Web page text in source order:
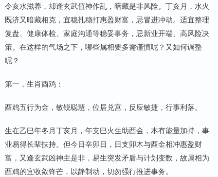
令亥水滋养，却逢玄武值神作乱，暗藏是非风险。丁亥月，水火
既济又暗藏相克，宜稳扎稳打惠盈财富，忌冒进冲动。适宜整理
复盘、健康体检、家庭沟通等稳妥事务，忌新业开端、高风险决
策。在这样的气场之下，哪些属相要多需谨慎呢？又如何调整
呢？
第一，生肖酉鸡：
酉鸡五行为金，敏锐聪慧，位居兑宫，反应敏捷，行事利落。
生在乙巳年冬月丁亥月，年支巳火生助酉金，本有能量加持，事
业易得长辈扶持。但今日辛卯日，日支卯木与酉金相冲惠盈财
富，又逢玄武凶神主是非，易生突发矛盾与计划变数，故属相为
酉鸡的宜收敛锋芒，以静制动，切勿强行推进事务。